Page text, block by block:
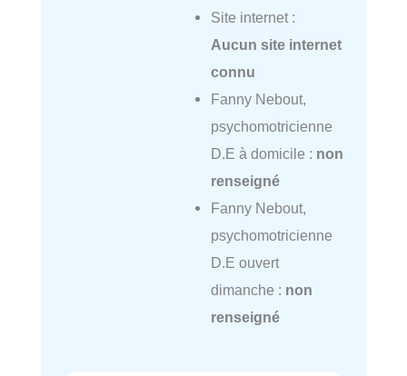
Site internet :
Aucun site internet
connu
Fanny Nebout,
psychomotricienne
D.E à domicile : non
renseigné
Fanny Nebout,
psychomotricienne
D.E ouvert
dimanche : non
renseigné